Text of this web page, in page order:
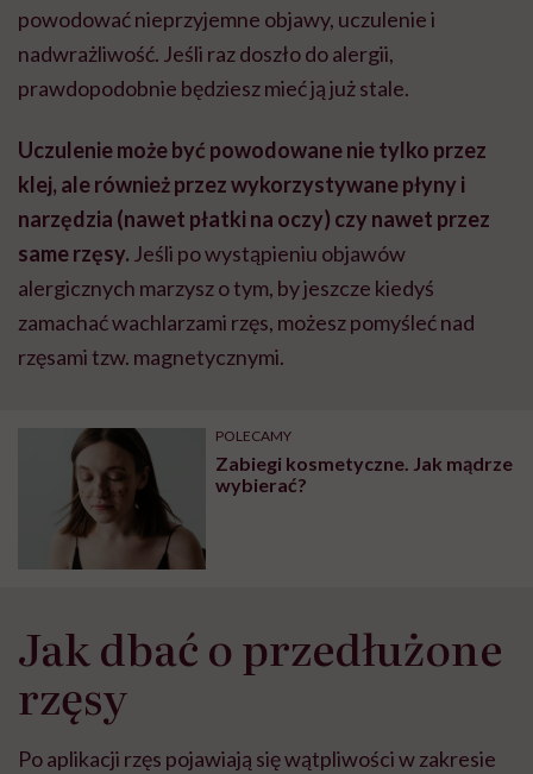
powodować nieprzyjemne objawy, uczulenie i
nadwrażliwość. Jeśli raz doszło do alergii,
prawdopodobnie będziesz mieć ją już stale.
Uczulenie może być powodowane nie tylko przez
klej, ale również przez wykorzystywane płyny i
narzędzia (nawet płatki na oczy) czy nawet przez
same rzęsy. Jeśli po wystąpieniu objawów
alergicznych marzysz o tym, by jeszcze kiedyś
zamachać wachlarzami rzęs, możesz pomyśleć nad
rzęsami tzw. magnetycznymi.
POLECAMY
Zabiegi kosmetyczne. Jak mądrze
wybierać?
Jak dbać o przedłużone
rzęsy
Po aplikacji rzęs pojawiają się wątpliwości w zakresie